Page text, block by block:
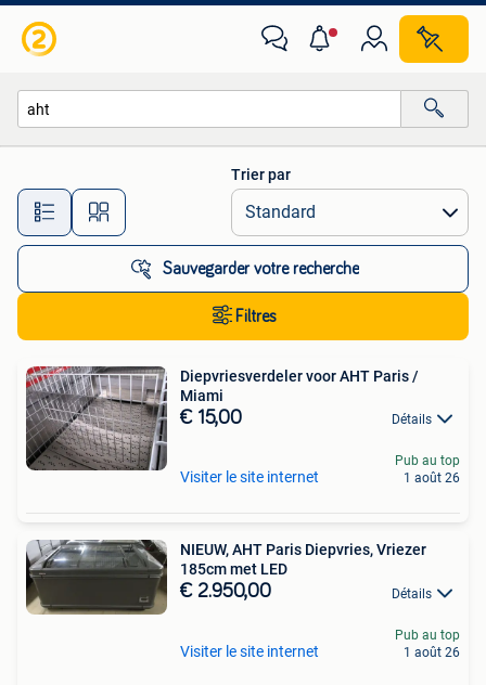
Toutes les distances…
Trier par
Sauvegarder votre recherche
Filtres
Diepvriesverdeler voor AHT Paris /
Miami
€ 15,00 Détails
Visiter le site internet
Pub au top
1 août 26
NIEUW, AHT Paris Diepvries, Vriezer
185cm met LED
€ 2.950,00 Détails
Visiter le site internet
Pub au top
1 août 26